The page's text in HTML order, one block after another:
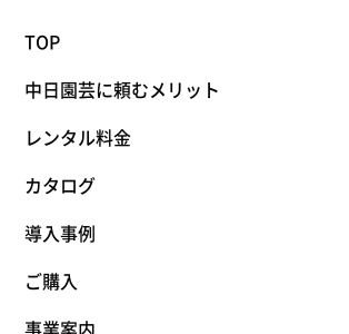
TOP
中日園芸に頼むメリット
レンタル料金
カタログ
導入事例
ご購入
事業案内